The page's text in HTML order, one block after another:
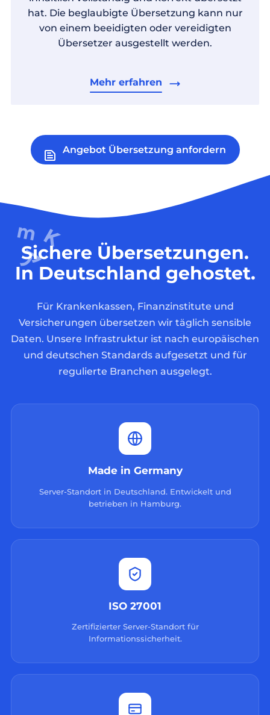
hat. Die beglaubigte Übersetzung kann nur
von einem beeidigten oder vereidigten
Übersetzer ausgestellt werden.
Mehr erfahren
Angebot Übersetzung anfordern
Sichere Übersetzungen.
In Deutschland gehostet.
Für Krankenkassen, Finanzinstitute und
Versicherungen übersetzen wir täglich sensible
Daten. Unsere Infrastruktur ist nach europäischen
und deutschen Standards aufgesetzt und für
regulierte Branchen ausgelegt.
Made in Germany
Server-Standort in Deutschland. Entwickelt und
betrieben in Hamburg.
ISO 27001
Zertifizierter Server-Standort für
Informationssicherheit.